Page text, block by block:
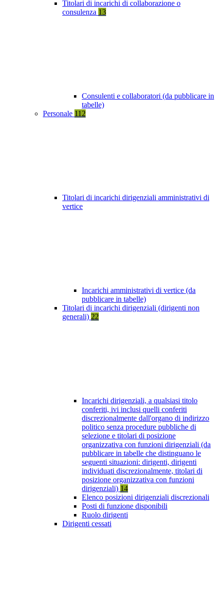
Titolari di incarichi di collaborazione o
consulenza 13
Consulenti e collaboratori (da pubblicare in
tabelle)
Personale 112
Titolari di incarichi dirigenziali amministrativi di
vertice
Incarichi amministrativi di vertice (da
pubblicare in tabelle)
Titolari di incarichi dirigenziali (dirigenti non
generali) 22
Incarichi dirigenziali, a qualsiasi titolo
conferiti, ivi inclusi quelli conferiti
discrezionalmente dall'organo di indirizzo
politico senza procedure pubbliche di
selezione e titolari di posizione
organizzativa con funzioni dirigenziali (da
pubblicare in tabelle che distinguano le
seguenti situazioni: dirigenti, dirigenti
individuati discrezionalmente, titolari di
posizione organizzativa con funzioni
dirigenziali) 14
Elenco posizioni dirigenziali discrezionali
Posti di funzione disponibili
Ruolo dirigenti
Dirigenti cessati